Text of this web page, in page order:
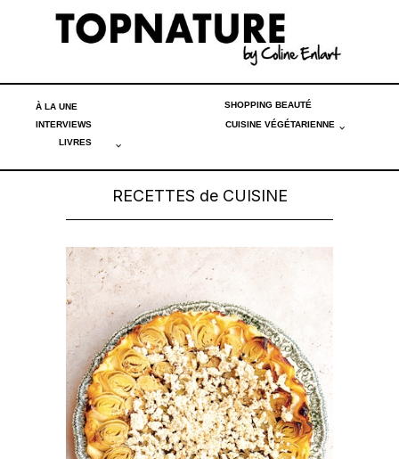
À LA UNE SHOPPING BEAUTÉ
INTERVIEWS
CUISINE VÉGÉTARIENNE
LIVRES
RECETTES de CUISINE